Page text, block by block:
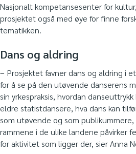
Nasjonalt kompetansesenter for
prosjektet også med øye for finne
tematikken.
Dans og aldring
– Prosjektet favner dans og aldring i
for å se på den utøvende danserens
sin yrkespraksis, hvordan
eldre statistdansere, hva dans kan
som utøvende og som publikummere,
rammene i de ulike landene påvirker
for aktivitet som ligger der, sier Anna